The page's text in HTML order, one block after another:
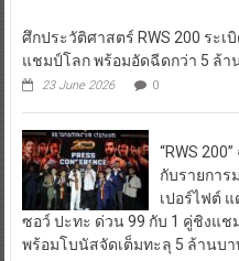
ศึกประวัติศาสตร์ RWS 200 ระ
แชมป์โลก พร้อมอัดฉีดกว่า 5 ล้า
23 June 2026 0
“RWS
กับรายการ
เปอร์ไฟต์
ซอว์ ปะทะ ด่วน 99 กับ 1 คู่ชิงแ
พร้อมโบนัสจัดเต็มทะลุ 5 ล้านบา